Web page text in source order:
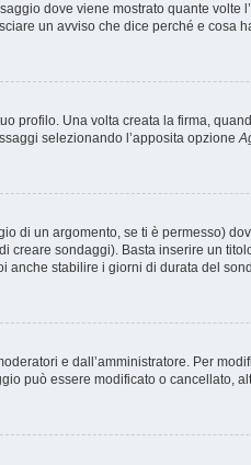
dove viene mostrato quante volte
un avviso che dice perché e cosa
profilo. Una volta creata la firma,
selezionando l’apposita opzione
un argomento, se ti è permesso)
creare sondaggi). Basta inserire un
anche stabilire i giorni di durata del
e dall’amministratore. Per
può essere modificato o cancellato,